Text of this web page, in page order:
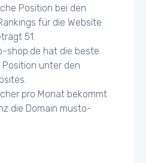
Position bei den
für die Website
51.
shop.de hat die beste
unter den
pro Monat bekommt
die Domain musto-